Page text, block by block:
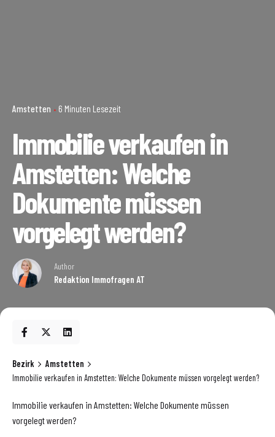
Amstetten 6 Minuten Lesezeit
Immobilie verkaufen in
Amstetten: Welche
Dokumente müssen
vorgelegt werden?
Author
Redaktion Immofragen AT
Bezirk
Amstetten
Immobilie verkaufen in Amstetten: Welche Dokumente müssen vorgelegt werden?
Immobilie verkaufen in Amstetten: Welche Dokumente müssen
vorgelegt werden?